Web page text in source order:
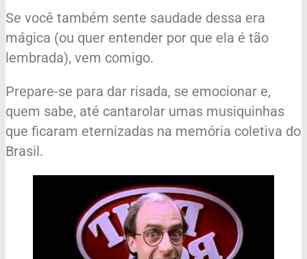
Se você também sente saudade dessa era
mágica (ou quer entender por que ela é tão
lembrada), vem comigo.
Prepare-se para dar risada, se emocionar e,
quem sabe, até cantarolar umas musiquinhas
que ficaram eternizadas na memória coletiva do
Brasil.